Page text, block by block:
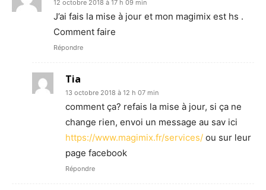
12 octobre 2018 à 17 h 09 min
J’ai fais la mise à jour et mon magimix est hs .
Comment faire
Répondre
Tia
13 octobre 2018 à 12 h 07 min
comment ça? refais la mise à jour, si ça ne
change rien, envoi un message au sav ici
https://www.magimix.fr/services/ ou sur leur
page facebook
Répondre